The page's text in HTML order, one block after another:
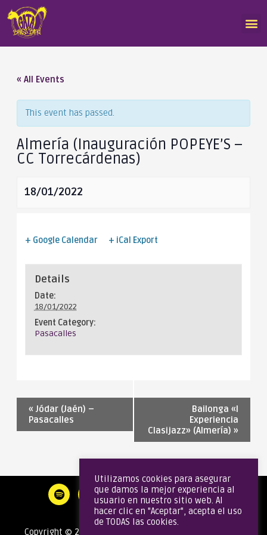
« All Events
This event has passed.
Almería (Inauguración POPEYE’S –
CC Torrecárdenas)
18/01/2022
+ Google Calendar + iCal Export
Details
Date:
18/01/2022
Event Category:
Pasacalles
« Jódar (Jaén) –
Pasacalles
Bailonga «I
Experiencia
Clasijazz» (Almería)»
Copyright © 2020 Gata Brass Band | Todos los derechos
Utilizamos cookies para asegurar
que damos la mejor experiencia al
usuario en nuestro sitio web. Al
hacer clic en "Aceptar", acepta el uso
de TODAS las cookies.